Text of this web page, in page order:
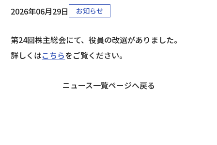
2026年06月29日 お知らせ
第24回株主総会にて、役員の改選がありました。
詳しくはこちらをご覧ください。
ニュース一覧ページへ戻る